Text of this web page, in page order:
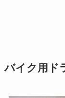
バイク用ド